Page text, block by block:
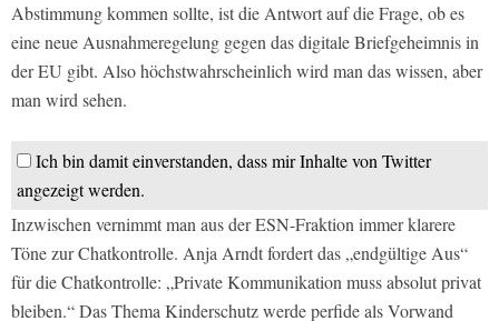
Abstimmung kommen sollte, ist die Antwort auf die Frage, ob es
eine neue Ausnahmeregelung gegen das digitale Briefgeheimnis in
der EU gibt. Also höchstwahrscheinlich wird man das wissen, aber
man wird sehen.
Ich bin damit einverstanden, dass mir Inhalte von Twitter
angezeigt werden.
Inzwischen vernimmt man aus der ESN-Fraktion immer klarere
Töne zur Chatkontrolle. Anja Arndt fordert das „endgültige Aus“
für die Chatkontrolle: „Private Kommunikation muss absolut privat
bleiben.“ Das Thema Kinderschutz werde perfide als Vorwand